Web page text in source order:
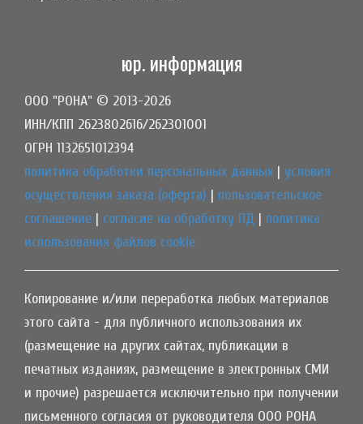
юр. информация
ООО "РОНА" © 2013-2026
ИНН/КПП 2623802616/262301001
ОГРН 1132651012394
политика обработки персональных данных | условия
осуществления заказа (оферта) | пользовательское
соглашение | согласие на обработку ПД | политика
использования файлов cookie
Копирование и/или переработка любых материалов
этого сайта - для публичного использования их
(размещение на других сайтах, публикации в
печатных изданиях, размещение в электронных СМИ
и прочие) разрешается исключительно при получении
письменного согласия от руководителя ООО РОНА